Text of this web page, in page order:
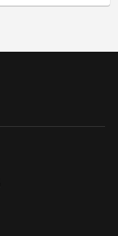
條件，好運自